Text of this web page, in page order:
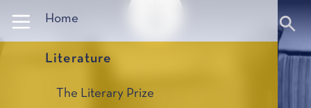
Home
Literature
The Literary Prize